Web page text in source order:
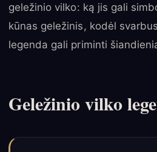
geležinio vilko: ką jis gali
kūnas geležinis, kodėl
legenda gali priminti
Geležinio vilko